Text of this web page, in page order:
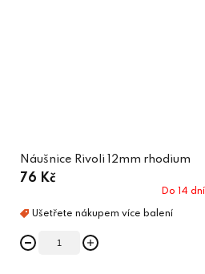
Náušnice Rivoli 12mm rhodium
76 Kč
Do 14 dní